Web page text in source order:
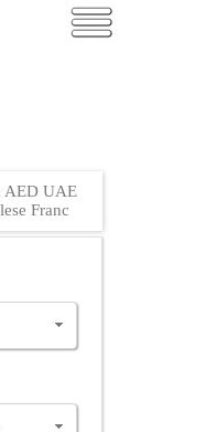
AED UAE
Franc